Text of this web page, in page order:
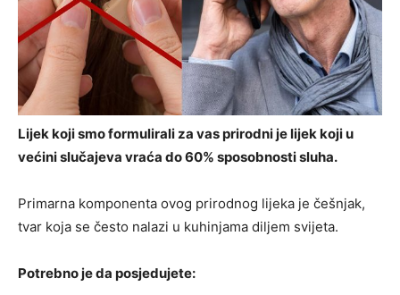
Lijek koji smo formulirali za vas prirodni je lijek koji u
većini slučajeva vraća do 60% sposobnosti sluha.
Primarna komponenta ovog prirodnog lijeka je češnjak,
tvar koja se često nalazi u kuhinjama diljem svijeta.
Potrebno je da posjedujete: